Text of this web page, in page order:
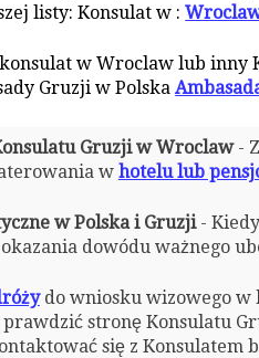
listy: Konsulat w :
w Wroclaw lub inny
Gruzji w Polska
Gruzji w Wroclaw-
w hotelu lub
w Polska i Gruzji-
dowódu ważnego
do wniosku wizowego w
stronę Konsulatu
się z Konsulatem